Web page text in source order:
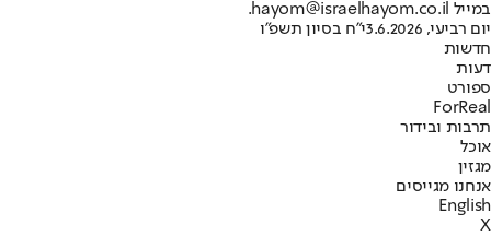
במייל hayom@israelhayom.co.il.
יום רביעי, 3.6.2026
י"ח בסיון תשפ"ו
חדשות
דעות
ספורט
ForReal
תרבות ובידור
אוכל
מגזין
אנחנו מגייסים
English
X